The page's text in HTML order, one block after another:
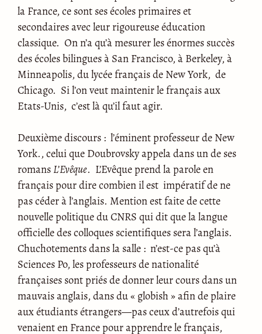
la France, ce sont ses écoles primaires et
secondaires avec leur rigoureuse éducation
classique. On n’a qu’à mesurer les énormes succès
des écoles bilingues à San Francisco, à Berkeley, à
Minneapolis, du lycée français de New York, de
Chicago. Si l’on veut maintenir le français aux
Etats-Unis, c’est là qu’il faut agir.
Deuxième discours : l’éminent professeur de New
York., celui que Doubrovsky appela dans un de ses
romansL’Evêque. L’Evêque prend la parole en
français pour dire combien il est impératif de ne
pas céder à l’anglais. Mention est faite de cette
nouvelle politique du CNRS qui dit que la langue
officielle des colloques scientifiques sera l’anglais.
Chuchotements dans la salle : n’est-ce pas qu’à
Sciences Po, les professeurs de nationalité
françaises sont priés de donner leur cours dans un
mauvais anglais, dans du « globish » afin de plaire
aux étudiants étrangers—pas ceux d’autrefois qui
venaient en France pour apprendre le français,